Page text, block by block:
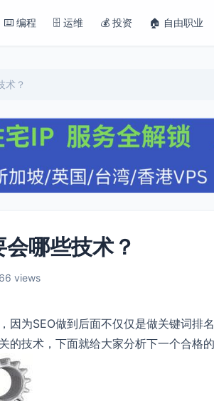
⌨️ 编程 🗄️ 运维 💰 投资 🏠 自由职业
术？
会哪些技术？
views
因为SEO做到后面不仅仅是做关键词排
技术，下面就给大家分析下一个合格